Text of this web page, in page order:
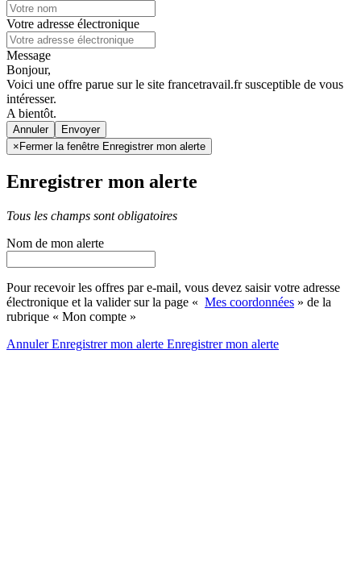
Votre adresse électronique
Message
Bonjour,
Voici une offre parue sur le site francetravail.fr susceptible de vous
intéresser.
A bientôt.
Annuler
× Fermer la fenêtre Enregistrer mon alerte
Enregistrer mon alerte
Tous les champs sont obligatoires
Nom de mon alerte
Pour recevoir les offres par e-mail, vous devez saisir votre adresse
électronique et la valider sur la page « Mes coordonnées » de la
rubrique « Mon compte »
AnnulerEnregistrer mon alerte Enregistrermon alerte